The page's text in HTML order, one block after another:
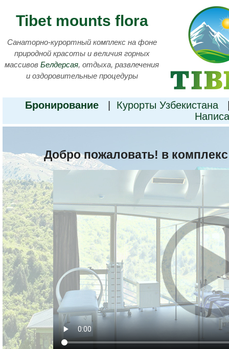
Tibet mounts flora
Санаторно-курортный комплекс на фоне
природной красоты и величия горных
массивов Белдерсая, отдыха, развлечения
и оздоровительные процедуры
Бронирование| Курорты Узбекистана
Добро пожаловать! в